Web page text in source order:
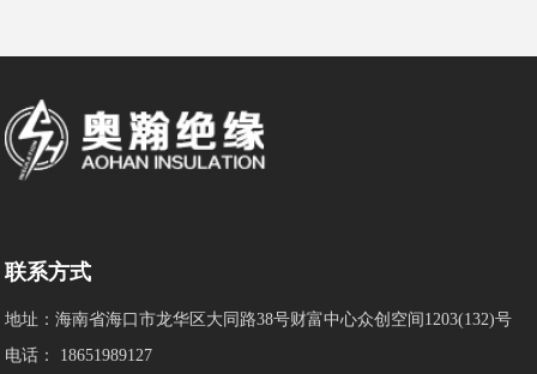
联系方式
地址：海南省海口市龙华区大同路38号财富中心众创空间1203(132)号
电话：
18651989127